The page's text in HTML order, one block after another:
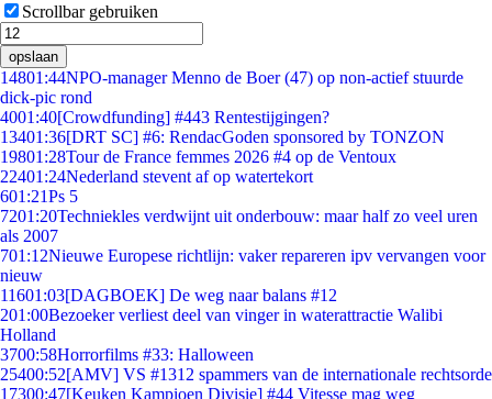
Scrollbar gebruiken
opslaan
14801:44NPO-manager Menno de Boer (47) op non-actief stuurde
dick-pic rond
4001:40[Crowdfunding] #443 Rentestijgingen?
13401:36[DRT SC] #6: RendacGoden sponsored by TONZON
19801:28Tour de France femmes 2026 #4 op de Ventoux
22401:24Nederland stevent af op watertekort
601:21Ps 5
7201:20Techniekles verdwijnt uit onderbouw: maar half zo veel uren
als 2007
701:12Nieuwe Europese richtlijn: vaker repareren ipv vervangen voor
nieuw
11601:03[DAGBOEK] De weg naar balans #12
201:00Bezoeker verliest deel van vinger in waterattractie Walibi
Holland
3700:58Horrorfilms #33: Halloween
25400:52[AMV] VS #1312 spammers van de internationale rechtsorde
17300:47[Keuken Kampioen Divisie] #44 Vitesse mag weg